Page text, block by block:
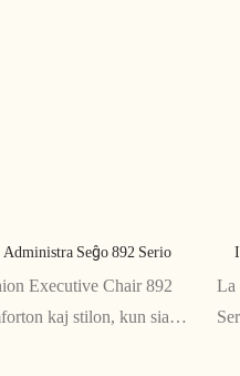
Seĝo 892 Serio
Executive Chair 892
kaj stilon, kun sia
La